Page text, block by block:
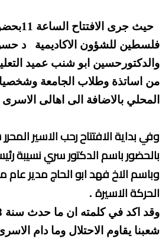
حيث جرى
فلسطين للشؤون الاكاديمية د
والدكتورحسين ابو شنب عميد
من اساتذة وطلاب الجامعة
المحلي بالاضافة الى اهالى
وفي بداية الافتتاح رحب الاسير
بالحضور باسم الدكتور سري نسيبة
وباسم الاخ فهد ابو الحاج مدير عام
الحركة الاسيرة .
شعبنا يقاوم الاحتلال وما دام